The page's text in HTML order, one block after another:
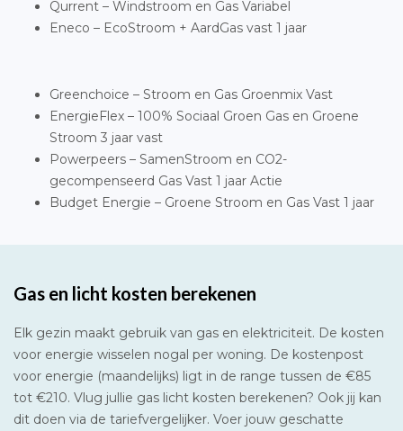
Qurrent – Windstroom en Gas Variabel
Eneco – EcoStroom + AardGas vast 1 jaar
Greenchoice – Stroom en Gas Groenmix Vast
EnergieFlex – 100% Sociaal Groen Gas en Groene
Stroom 3 jaar vast
Powerpeers – SamenStroom en CO2-
gecompenseerd Gas Vast 1 jaar Actie
Budget Energie – Groene Stroom en Gas Vast 1 jaar
Gas en licht kosten berekenen
Elk gezin maakt gebruik van gas en elektriciteit. De kosten
voor energie wisselen nogal per woning. De kostenpost
voor energie (maandelijks) ligt in de range tussen de €85
tot €210. Vlug jullie gas licht kosten berekenen? Ook jij kan
dit doen via de tariefvergelijker. Voer jouw geschatte